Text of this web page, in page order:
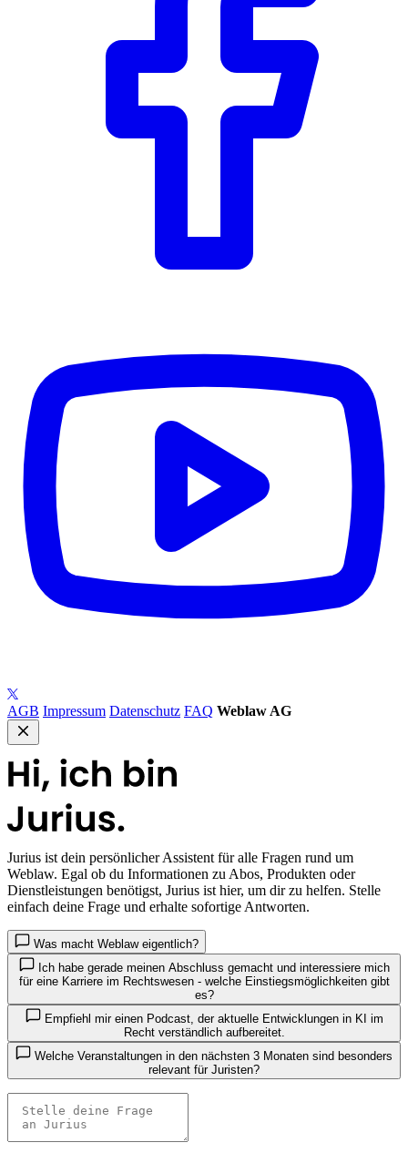
AGB Impressum Datenschutz FAQ Weblaw AG
Jurius ist dein persönlicher Assistent für alle Fragen rund um
Weblaw. Egal ob du Informationen zu Abos, Produkten oder
Dienstleistungen benötigst, Jurius ist hier, um dir zu helfen. Stelle
einfach deine Frage und erhalte sofortige Antworten.
Was macht Weblaw eigentlich?
Ich habe gerade meinen Abschluss gemacht und interessiere mich
für eine Karriere im Rechtswesen - welche Einstiegsmöglichkeiten gibt
es?
Empfiehl mir einen Podcast, der aktuelle Entwicklungen in KI im
Recht verständlich aufbereitet.
relevant für Juristen?